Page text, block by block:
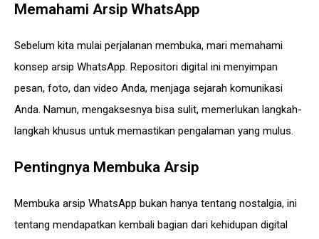
Memahami Arsip WhatsApp
Sebelum kita mulai perjalanan membuka, mari memahami
konsep arsip WhatsApp. Repositori digital ini menyimpan
pesan, foto, dan video Anda, menjaga sejarah komunikasi
Anda. Namun, mengaksesnya bisa sulit, memerlukan langkah-
langkah khusus untuk memastikan pengalaman yang mulus.
Pentingnya Membuka Arsip
Membuka arsip WhatsApp bukan hanya tentang nostalgia, ini
tentang mendapatkan kembali bagian dari kehidupan digital